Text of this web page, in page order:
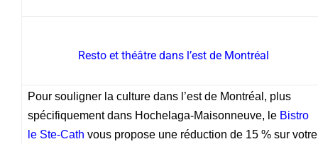
Resto et théâtre dans l’est de Montréal
Pour souligner la culture dans l’est de Montréal, plus
spécifiquement dans Hochelaga-Maisonneuve, le Bistro
le Ste-Cath vous propose une réduction de 15 % sur votre